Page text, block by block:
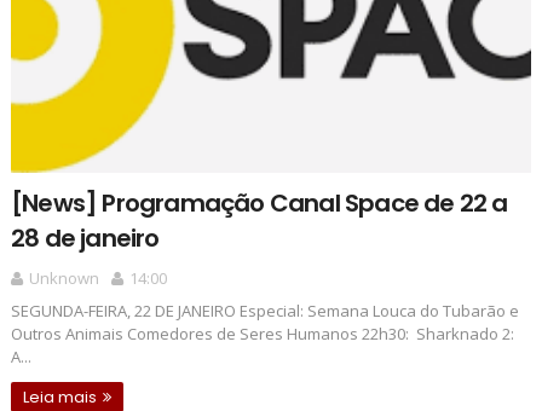
[News] Programação Canal Space de 22 a
28 de janeiro
Unknown
14:00
SEGUNDA-FEIRA, 22 DE JANEIRO Especial: Semana Louca do Tubarão e
Outros Animais Comedores de Seres Humanos 22h30: Sharknado 2:
A...
Leia mais